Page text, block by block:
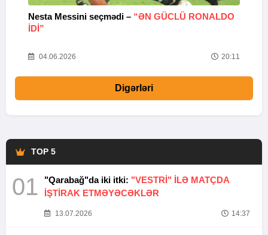
Nesta Messini seçmədi – “ƏN GÜCLÜ RONALDO
IDI”
04.06.2026 20:11
Digərləri
TOP 5
01 "Qarabağ"da iki itki: "VESTRİ" İLƏ MATÇDA
İŞTİRAK ETMƏYƏCƏKLƏR
13.07.2026 14:37